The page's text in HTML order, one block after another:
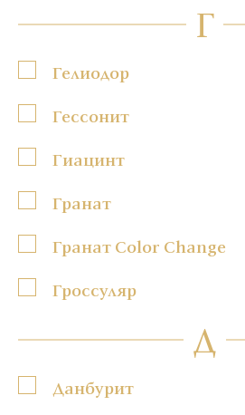
Г
Гелиодор
Гессонит
Гиацинт
Гранат
Гранат Color Change
Гроссуляр
Д
Данбурит